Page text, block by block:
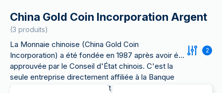
China Gold Coin Incorporation Argent
(3 produits)
La Monnaie chinoise (China Gold Coin
Incorporation) a été fondée en 1987 après avoir été
approuvée par le Conseil d'État chinois. C'est la
seule entreprise directement affiliée à la Banque
populaire de Chine qui produit des métaux précieux
2